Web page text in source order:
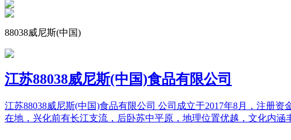
88038威尼斯(中国)
江苏88038威尼斯(中国)食品有限公司
江苏88038威尼斯(中国)食品有限公司 公司成立于2017年8月，注册
在地，兴化前有长江支流，后卧苏中平原，地理位置优越，文化内